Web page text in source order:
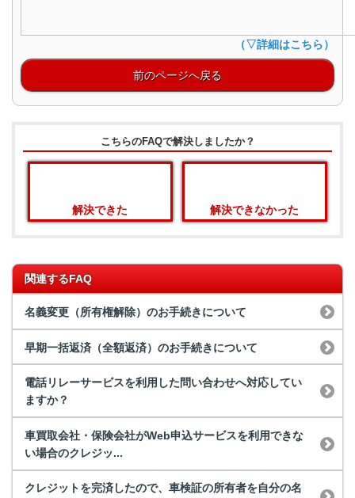
（▽詳細はこちら）
前のページへ戻る
こちらのFAQで解決しましたか？
解決できた 解決できなかった
関連するFAQ
名義変更（所有権解除）のお手続きについて
早期一括返済（全額返済）のお手続きについて
電話リレーサービスを利用した問い合わせへ対応してい
ますか？
車買取会社・保険会社がWeb申込サービスを利用できな
い場合のクレジッ...
クレジットを完済したので、車検証の所有者を自分の名